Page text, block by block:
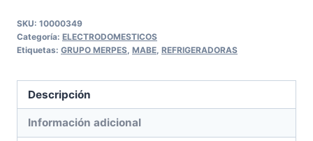
SKU: 10000349
Categoría: ELECTRODOMESTICOS
Etiquetas: GRUPO MERPES MABE REFRIGERADORAS
Descripción
Información adicional